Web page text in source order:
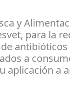
y
para la
antibióticos
a
aplicación a